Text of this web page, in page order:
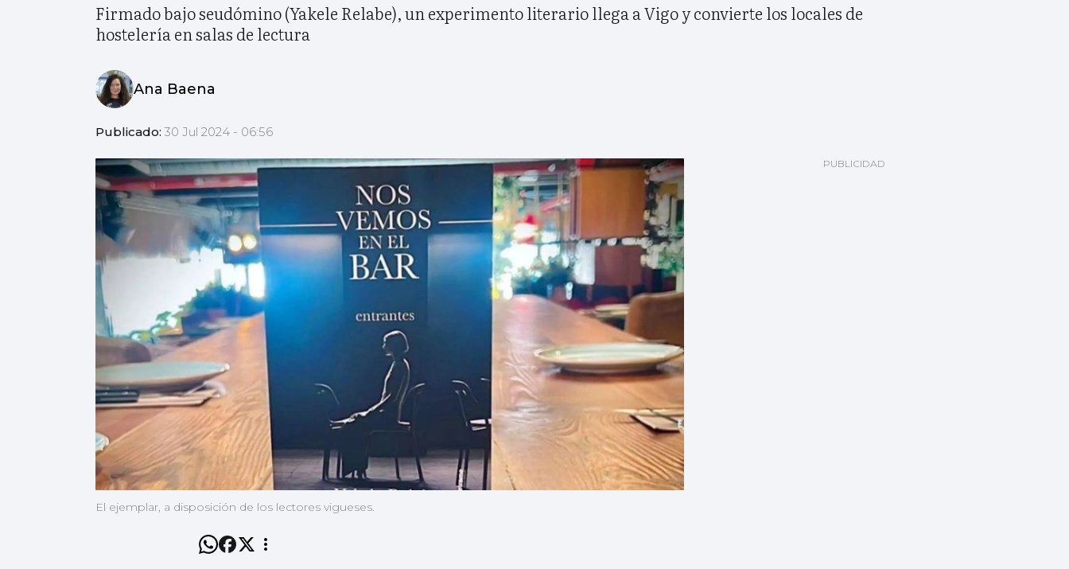
Firmado bajo seudómino (Yakele Relabe), un experimento literario llega a Vigo y convierte los locales de
hostelería en salas de lectura
Ana Baena
Publicado: 30 Jul 2024 - 06:56
El ejemplar, a disposición de los lectores vigueses.